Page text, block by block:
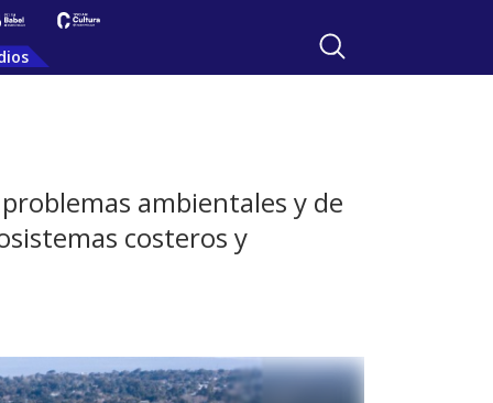
ambientales y de
costeros y